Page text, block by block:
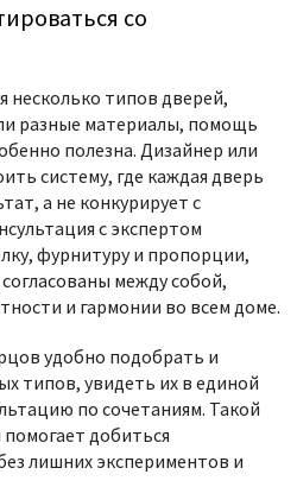
со
несколько типов дверей,
разные материалы, помощь
полезна. Дизайнер или
систему, где каждая дверь
а не конкурирует с
с экспертом
фурнитуру и пропорции,
между собой,
и гармонии во всем доме.
удобно подобрать и
типов, увидеть их в единой
по сочетаниям. Такой
добиться
лишних экспериментов и